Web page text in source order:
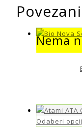
Nema
Nema na
Odaberi